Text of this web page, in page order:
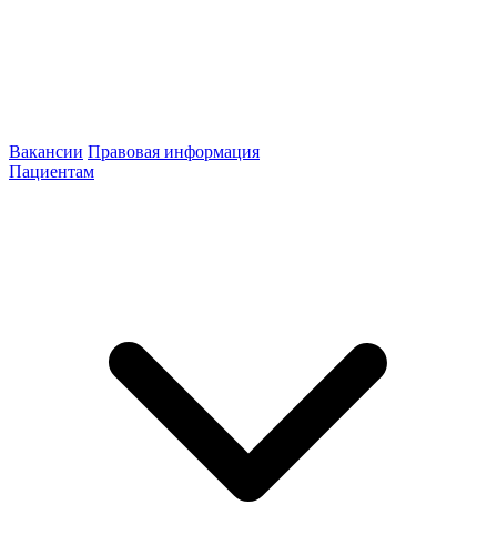
Вакансии Правовая информация
Пациентам